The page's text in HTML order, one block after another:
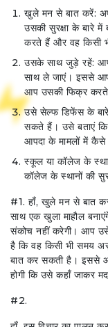
खुले मन से बात करें:
उसकी सुरक्षा के बारे
करते हैं और वह किसी
उसके साथ जुड़े रहें:
साथ ले जाएं। इससे
आप उसकी फिक्र
उसे सेल्फ डिफेंस के
सकते हैं। उसे बताएं कि
आपदा के मामलों में
स्कूल या कॉलेज के
कॉलेज के स्थानों की
#1. हाँ, खुले मन से बात
साथ एक खुला माहौल
संकोच नहीं करेगी। आप
है कि वह किसी भी समय
बात कर सकती है। इससे
होगी कि उसे कहाँ जाकर
#2.